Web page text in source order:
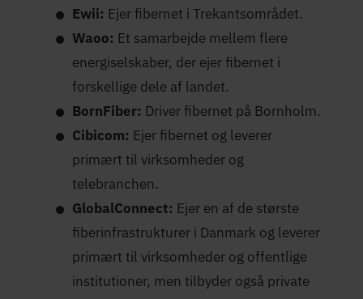
Ewii: Ejer fibernet i Trekantsområdet.
Waoo: Et samarbejde mellem flere
energiselskaber, der ejer fibernet i
forskellige dele af landet.
BornFiber: Driver fibernet på Bornholm.
Cibicom: Ejer fibernet og leverer
primært til virksomheder og
telebranchen.
GlobalConnect: Ejer en af de største
fiberinfrastrukturer i Danmark og leverer
primært til virksomheder og offentlige
institutioner, men tilbyder også private